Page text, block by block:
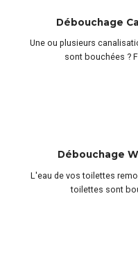
Débouchage
Une ou plusieurs
sont bouchées ?
Débouchage
L'eau de vos toilettes
toilettes sont